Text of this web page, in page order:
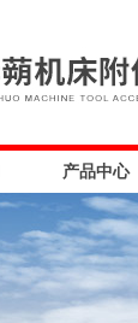
产品中心